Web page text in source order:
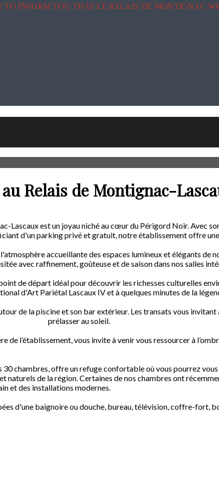
INFORM YOU THAT LE RELAIS DE MONTIGNAC
Relais de Montignac-
Lascaux est un joyau niché au cœur du Périgord Noir. Avec
d'un parking privé et gratuit, notre établissement offre
accueillante des espaces lumineux et élégants de
avec raffinement, goûteuse et de saison dans nos salles
de départ idéal pour découvrir les richesses culturelles
d'Art Pariétal Lascaux IV et à quelques minutes de la
de la piscine et son bar extérieur. Les transats vous
prélasser au soleil.
de l’établissement, vous invite à venir vous ressourcer à
chambres, offre un refuge confortable où vous pourrez
naturels de la région.Certaines de nos chambres ont
et des installations modernes.
d'une baignoire ou douche, bureau, télévision, coffre-fort,